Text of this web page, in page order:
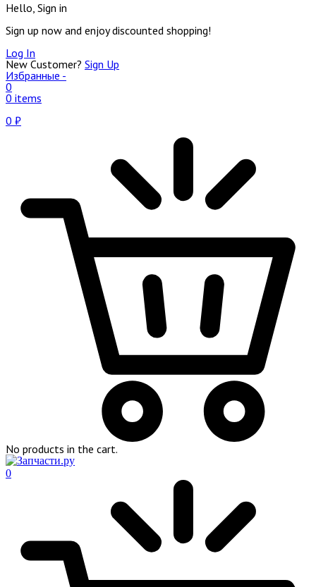
Hello, Sign in
Sign up now and enjoy discounted shopping!
Log In
New Customer? Sign Up
Избранные -
0
0 items
0 ₽
No products in the cart.
0